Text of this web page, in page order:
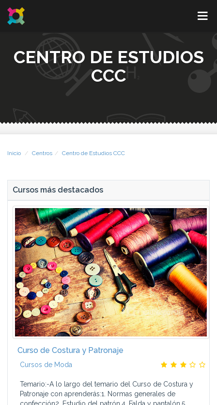
CENTRO DE ESTUDIOS
CCC
Inicio Centros Centro de Estudios CCC
Cursos más destacados
Curso de Costura y Patronaje
Cursos de Moda
Temario:-A lo largo del temario del Curso de Costura y
Patronaje con aprenderás:1. Normas generales de